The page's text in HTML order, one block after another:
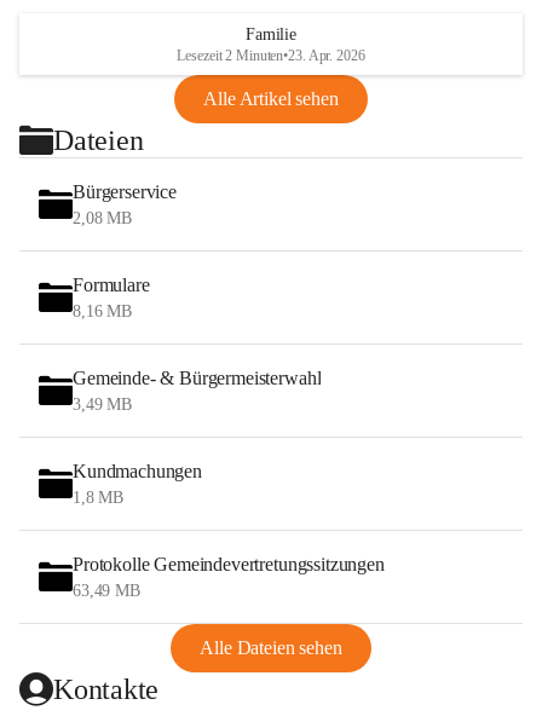
Familie
Lesezeit 2 Minuten•23. Apr. 2026
Alle Artikel sehen
Dateien
Bürgerservice
2,08 MB
Formulare
8,16 MB
Gemeinde- & Bürgermeisterwahl
3,49 MB
Kundmachungen
1,8 MB
Protokolle Gemeindevertretungssitzungen
63,49 MB
Alle Dateien sehen
Kontakte